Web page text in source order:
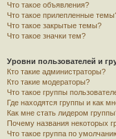
Что такое объявления?
Что такое прилепленные
Что такое закрытые темы?
Что такое значки тем?
Уровни пользователей и
Кто такие администраторы?
Кто такие модераторы?
Что такое группы
Где находятся группы и как
Как мне стать лидером
Почему названия некоторых
Что такое группа по